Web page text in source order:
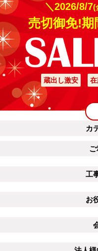
＼2026/8/7(
売切御免!期
蔵出し激安
カ
工
お